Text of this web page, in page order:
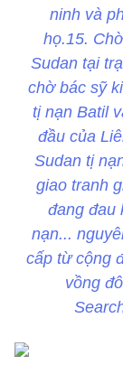
ninh và
họ.15.
Sudan tại
chờ bác sỹ
tị nạn Batil
đầu của
Sudan tị
giao tranh
đang đau
nạn...
cấp từ cộng
vồng